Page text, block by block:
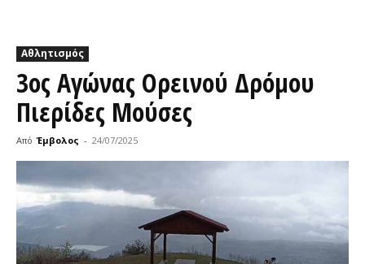
Αθλητισμός
3ος Αγώνας Ορεινού Δρόμου
Πιερίδες Μούσες
Από Έμβολος - 24/07/2025